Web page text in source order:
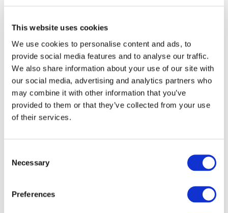
This website uses cookies
We use cookies to personalise content and ads, to
provide social media features and to analyse our traffic.
We also share information about your use of our site with
our social media, advertising and analytics partners who
may combine it with other information that you’ve
provided to them or that they’ve collected from your use
of their services.
Selection
Necessary
Preferences